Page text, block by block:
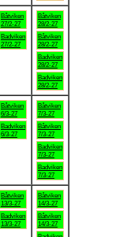
Båtviken
27/2-27
Badviken
27/2-27
Båtviken
28/2-27
Båtviken
28/2-27
Badviken
28/2-27
Badviken
28/2-27
Båtviken
6/3-27
Badviken
6/3-27
Båtviken
7/3-27
Båtviken
7/3-27
Badviken
7/3-27
Badviken
7/3-27
Båtviken
13/3-27
Badviken
13/3-27
Båtviken
14/3-27
Båtviken
14/3-27